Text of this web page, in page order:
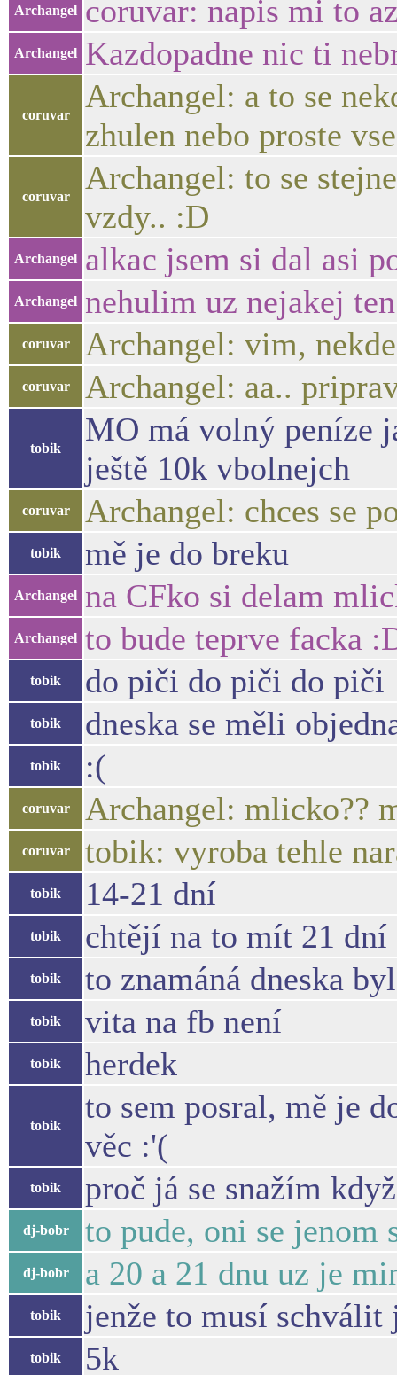
Archangel coruvar: napis mi to
Archangel Kazdopadne nic ti
coruvar
Archangel: a to se
zhulen nebo proste
coruvar
Archangel: to se
vzdy.. :D
Archangel alkac jsem si dal asi
Archangel nehulim uz nejakej
coruvar Archangel: vim,
coruvar Archangel: aa..
tobik
MO má volný peníze
ještě 10k vbolnejch
coruvar Archangel: chces se
tobik mě je do breku
Archangel na CFko si delam
Archangel to bude teprve facka
tobik do piči do piči do piči
tobik dneska se měli
tobik :(
coruvar Archangel: mlicko??
coruvar tobik: vyroba tehle
tobik 14-21 dní
tobik chtějí na to mít 21 dní
tobik to znamáná dneska
tobik vita na fb není
tobik herdek
tobik
to sem posral, mě je
věc :'(
tobik proč já se snažím
dj-bobr to pude, oni se jenom
dj-bobr a 20 a 21 dnu uz je
tobik jenže to musí
tobik 5k